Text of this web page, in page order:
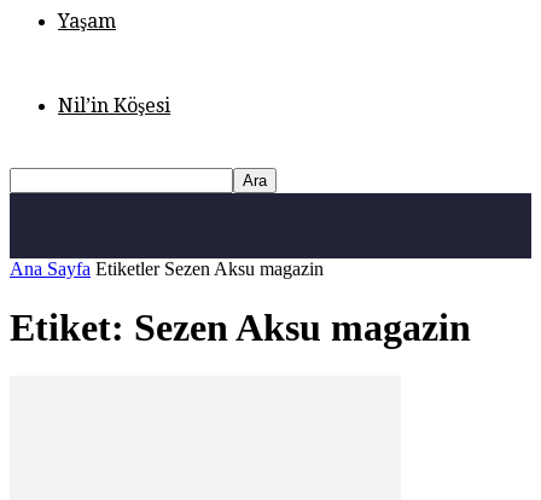
Yaşam
Nil’in Köşesi
Ana Sayfa Etiketler Sezen Aksu magazin
Etiket: Sezen Aksu magazin